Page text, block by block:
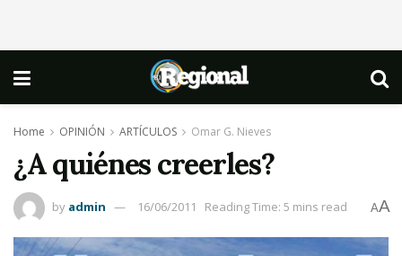
Home OPINIÓN ARTÍCULOS Omar G. Nieves
¿A quiénes creerles?
by admin 16/06/2011 Reading Time: 5 mins read AA